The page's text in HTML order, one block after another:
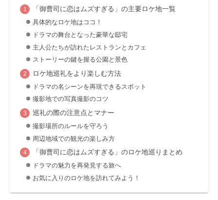
「御曹司に恋はムズすぎる」の主要ロケ地一覧
具体的なロケ地はココ！
ドラマの舞台となった豪華な邸宅
主人公たちが訪れたレストランとカフェ
ストーリーの鍵を握る公園と景色
ロケ地巡礼をより楽しむ方法
ドラマの名シーンを再現できるスポット
撮影地での写真撮影のコツ
巡礼の際の注意点とマナー
撮影場所のルールを守ろう
周辺地域での観光の楽しみ方
「御曹司に恋はムズすぎる」のロケ地巡りまとめ
ドラマの魅力を再発見する旅へ
お気に入りのロケ地を訪れてみよう！